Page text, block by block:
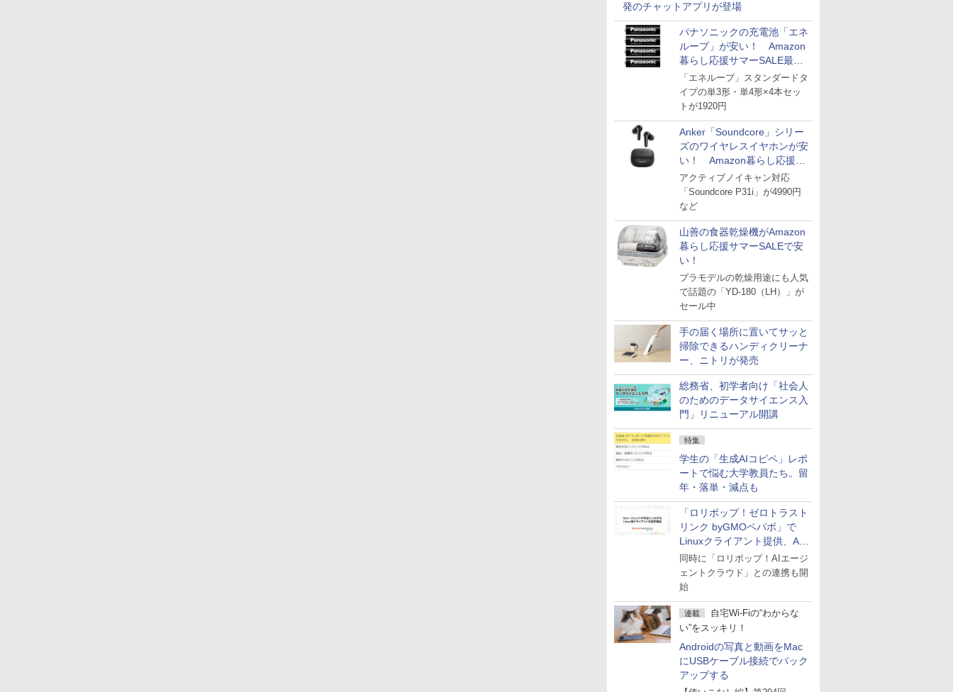
発のチャットアプリが登場
パナソニックの充電池「エネ
ループ」が安い！ Amazon
暮らし応援サマーSALE最終
日
「エネループ」スタンダードタ
イプの単3形・単4形×4本セッ
トが1920円
Anker「Soundcore」シリー
ズのワイヤレスイヤホンが安
い！ Amazon暮らし応援サ
マーSALE
アクティブノイキャン対応
「Soundcore P31i」が4990円
など
山善の食器乾燥機がAmazon
暮らし応援サマーSALEで安
い！
プラモデルの乾燥用途にも人気
で話題の「YD-180（LH）」が
セール中
手の届く場所に置いてサッと
掃除できるハンディクリーナ
ー、ニトリが発売
総務省、初学者向け「社会人
のためのデータサイエンス入
門」リニューアル開講
特集
学生の「生成AIコピペ」レポ
ートで悩む大学教員たち。留
年・落単・減点も
「ロリポップ！ゼロトラスト
リンク byGMOペパボ」で
Linuxクライアント提供、AI
エージェントの接続が容易に
同時に「ロリポップ！AIエージ
ェントクラウド」との連携も開
始
連載
自宅Wi-Fiの“わからな
い”をスッキリ！
Androidの写真と動画をMac
にUSBケーブル接続でバック
アップする